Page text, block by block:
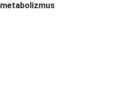
metabolizmus